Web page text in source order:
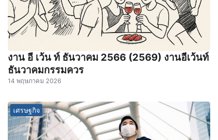
งาน อี เว้น ท์ ธันวาคม 2566 (2569) งานอีเว้นท์
ธันวาคมกรรมควร
14 พฤษภาคม 2026
เศรษฐกิจ